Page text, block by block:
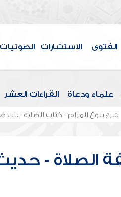
الفتوى الاستشارات الصوتيات
علماء ودعاة القراءات العشر
شرح بلوغ المرام - كتاب الصلاة - باب صفة
الصلاة -